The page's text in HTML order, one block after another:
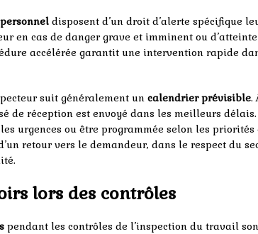
disposent d’un droit d’alerte spécifique
en cas de danger grave et imminent ou
accélérée garantit une intervention rapide
suit généralement un calendrier prévisible.
de réception est envoyé dans les meilleurs délais.
urgences ou être programmée selon les priorités
retour vers le demandeur, dans le respect du
lors des contrôles
pendant les contrôles de l’inspection du travail